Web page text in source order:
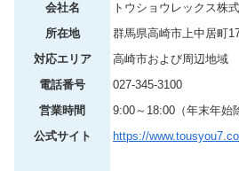
会社名
トウショウレックス株
所在地
群馬県高崎市上中居町
対応エリア
高崎市および周辺地域
電話番号
027-345-3100
営業時間
9:00～18:00（年末年始
公式サイト
https://